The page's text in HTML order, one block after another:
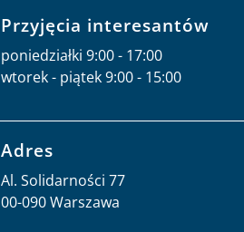
Przyjęcia interesantów
poniedziałki 9:00 - 17:00
wtorek - piątek 9:00 - 15:00
Adres
Al. Solidarności 77
00-090 Warszawa